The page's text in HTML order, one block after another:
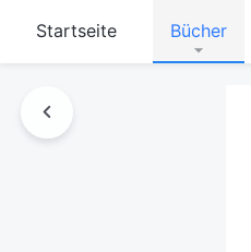
Startseite Bücher